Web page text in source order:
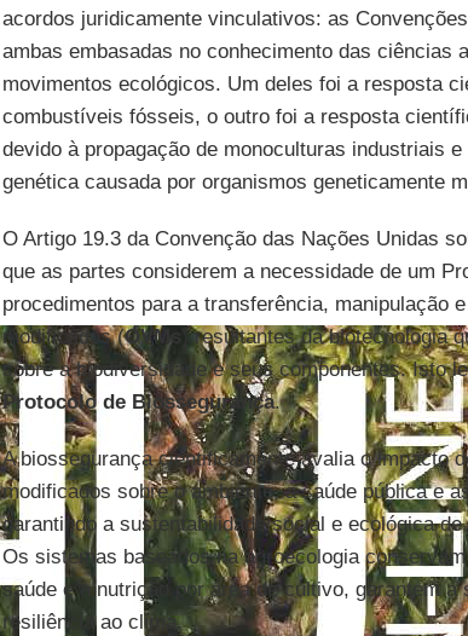
acordos juridicamente vinculativos: as
ambas embasadas no conhecimento das ciências
movimentos ecológicos. Um deles foi a resposta
combustíveis fósseis, o outro foi a resposta
devido à propagação de monoculturas industriais
genética causada por organismos geneticamente
O Artigo 19.3 da Convenção das Nações Unidas
que as partes considerem a necessidade de um
procedimentos para a transferência, manipulação
modificados (OVMs ) resultantes da biotecnologia
sobre a biodiversidade e seus componentes. Isto
Protocolo de Biossegurança.
A biossegurança cientificamente avalia o impacto
modificados sobre o ambiente, a saúde pública e
garantindo a sustentabilidade social e ecológica
Os sistemas baseados na agroecologia
saúde e a nutrição por área de cultivo, garantem a
resiliência ao clima.